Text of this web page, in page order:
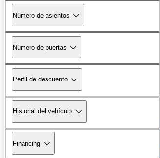
Número de asientos
Número de puertas
Perfil de descuento
Historial del vehículo
Financing